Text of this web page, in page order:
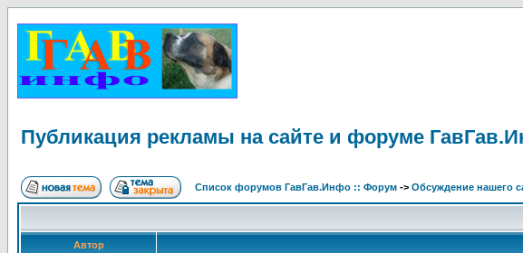
Публикация рекламы на сайте и форуме
Список форумов ГавГав.Инфо :: Форум -> Обсуждение нашего
Автор